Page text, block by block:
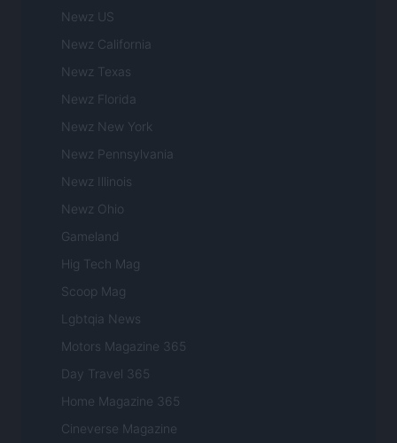
Newz US
Newz California
Newz Texas
Newz Florida
Newz New York
Newz Pennsylvania
Newz Illinois
Newz Ohio
Gameland
Hig Tech Mag
Scoop Mag
Lgbtqia News
Motors Magazine 365
Day Travel 365
Home Magazine 365
Cineverse Magazine